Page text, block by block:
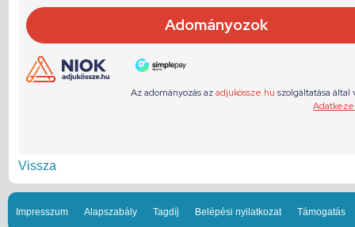
Vissza
Impresszum Alapszabály Tagdíj Belépési nyilatkozat Támogatás